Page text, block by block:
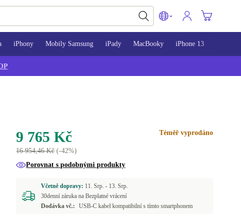
iPhony Mobily Samsung iPady MacBooky iPhone 13
9 765 Kč
16 954,46 Kč(-42%)
Téměř vyprodáno
Porovnat s podobnými produkty
Včetně dopravy: 11. Srp. - 13. Srp.
30denní záruka na Bezplatné vrácení
Dodávka vč.:
USB-C kabel kompatibilní s tímto smartphonem